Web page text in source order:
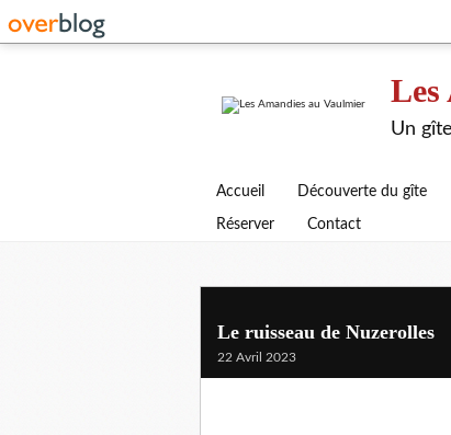
Les
Un
Accueil Découverte du gîte
Réserver Contact
Le ruisseau de Nuzerolles
22 Avril 2023